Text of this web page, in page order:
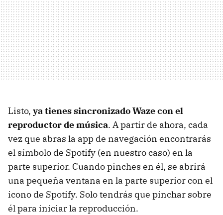
Listo, ya tienes sincronizado Waze con el
reproductor de música. A partir de ahora, cada
vez que abras la app de navegación encontrarás
el símbolo de Spotify (en nuestro caso) en la
parte superior. Cuando pinches en él, se abrirá
una pequeña ventana en la parte superior con el
icono de Spotify. Solo tendrás que pinchar sobre
él para iniciar la reproducción.